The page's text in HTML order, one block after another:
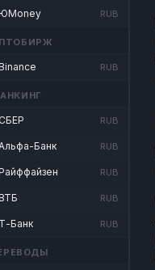
RUB
RUB
СБЕР RUB
Банк RUB
RUB
RUB
Т-Банк RUB